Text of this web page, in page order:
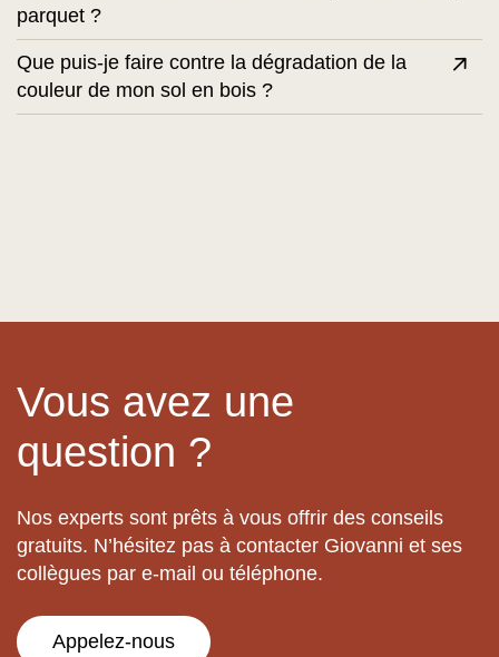
parquet ?
Que puis-je faire contre la dégradation de la
couleur de mon sol en bois ?
Vous avez une
question ?
Nos experts sont prêts à vous offrir des conseils
gratuits. N’hésitez pas à contacter Giovanni et ses
collègues par e-mail ou téléphone.
Appelez-nous